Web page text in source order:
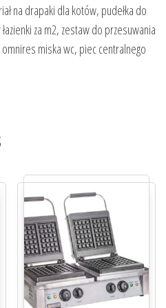
na drapaki dla kotów, pudełka do
za m2, zestaw do przesuwania
miska wc, piec centralnego